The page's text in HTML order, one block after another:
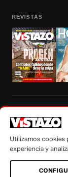
REVISTAS
autorización escrita de
Utilizamos cookies
experiencia y